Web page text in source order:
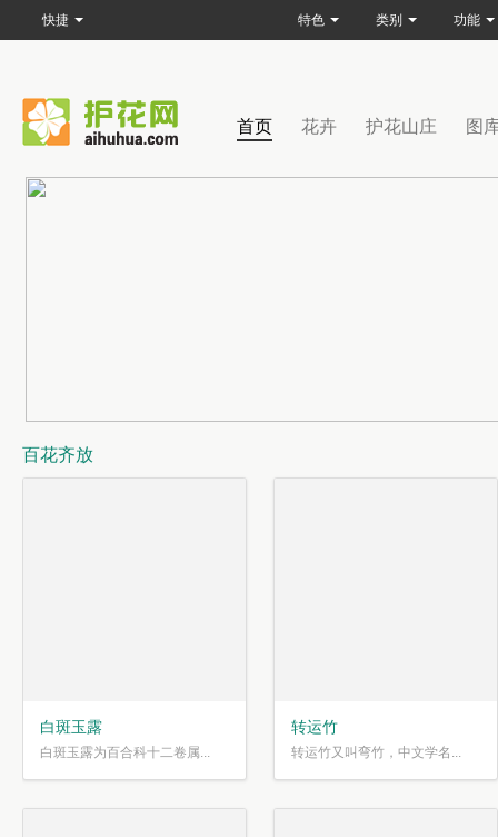
首页 花卉 护花山庄 图
百花齐放
白斑玉露
白斑玉露为百合科十二卷属...
转运竹
转运竹又叫弯竹，中文学名...
快捷 特色 类别 功能